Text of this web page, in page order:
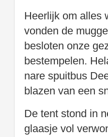
Heerlijk om alles
vonden de
besloten onze
bestempelen.
nare spuitbus
blazen van een
De tent stond in
glaasje vol